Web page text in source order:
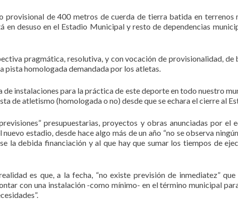
provisional de 400 metros de cuerda de tierra batida en terrenos
en desuso en el Estadio Municipal y resto de dependencias
pragmática, resolutiva, y con vocación de provisionalidad,
pista homologada demandada por los atletas.
de instalaciones para la práctica de este deporte en todo nuestro
de atletismo (homologada o no) desde que se echara el cierre al
presupuestarias, proyectos y obras anunciadas por el
estadio, desde hace algo más de un año “no se observa
la debida financiación y al que hay que sumar los tiempos de
es que, a la fecha, “no existe previsión de inmediatez”
con una instalación -como mínimo- en el término municipal